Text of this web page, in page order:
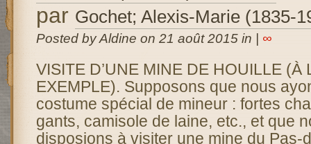
par Gochet; Alexis-Marie (1835-
Posted by Aldine on 21 août 2015 in | ∞
VISITE D’UNE MINE DE HOUILLE (À
EXEMPLE). Supposons que nous
costume spécial de mineur : fortes
gants, camisole de laine, etc., et que
disposions à visiter une mine du Pas-